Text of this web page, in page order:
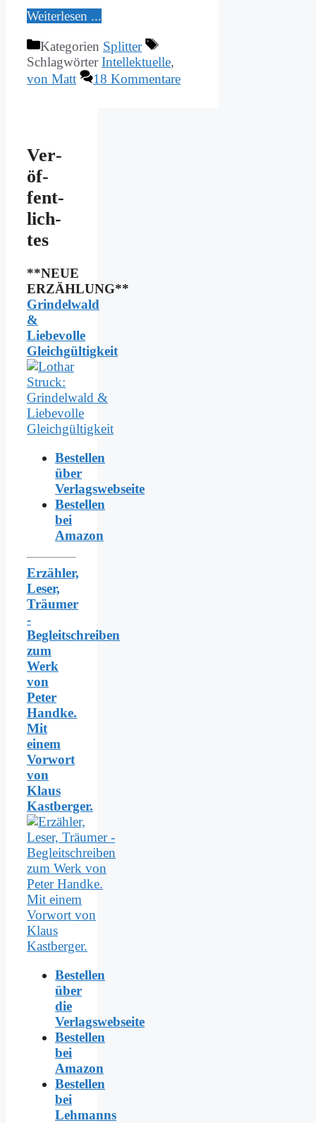
Wei­ter­le­sen ...
Kategorien Splitter
SchlagwörterIntellektuelle,
von Matt
18 Kommentare
Ver­
öf­
fent­
lich­
tes
**NEUE
ERZÄHLUNG**
Grindelwald
&
Liebevolle
Gleichgültigkeit
Bestellen
über
Verlagswebseite
Bestellen
bei
Amazon
Erzähler,
Leser,
Träumer
-
Begleitschreiben
zum
Werk
von
Peter
Handke.
Mit
einem
Vorwort
von
Klaus
Kastberger.
Bestellen
über
die
Verlagswebseite
Bestellen
bei
Amazon
Bestellen
bei
Lehmanns